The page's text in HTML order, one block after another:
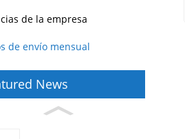
de la empresa
de envío mensual
News